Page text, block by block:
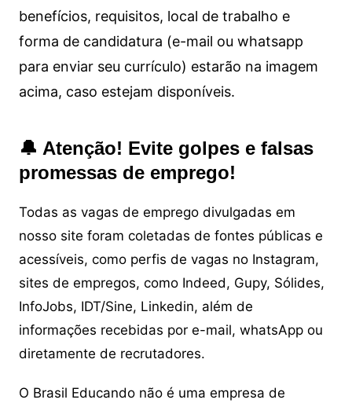
benefícios, requisitos, local de trabalho e
forma de candidatura (e-mail ou whatsapp
para enviar seu currículo) estarão na imagem
acima, caso estejam disponíveis.
🔔 Atenção! Evite golpes e falsas
promessas de emprego!
Todas as vagas de emprego divulgadas em
nosso site foram coletadas de fontes públicas e
acessíveis, como perfis de vagas no Instagram,
sites de empregos, como Indeed, Gupy, Sólides,
InfoJobs, IDT/Sine, Linkedin, além de
informações recebidas por e-mail, whatsApp ou
diretamente de recrutadores.
O Brasil Educando não é uma empresa de